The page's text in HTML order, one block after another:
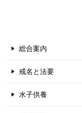
総合案内
戒名と法要
水子供養